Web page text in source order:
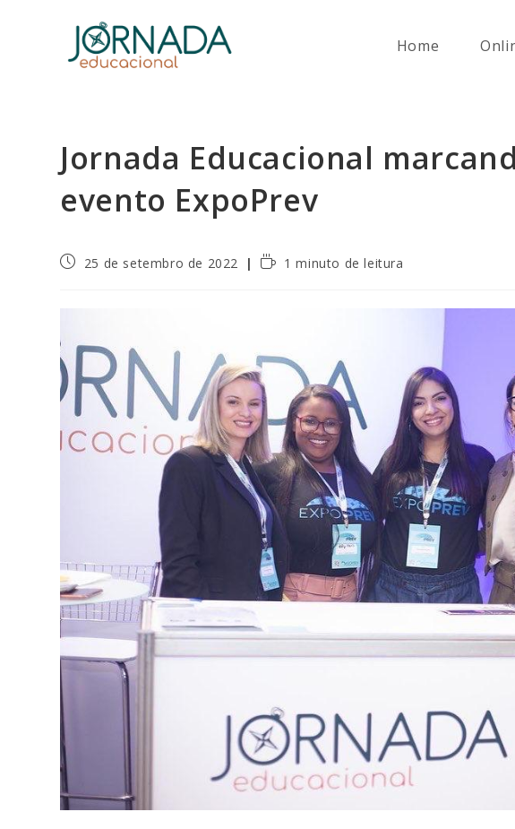
Home
Jornada Educacional
evento ExpoPrev
Post25 de setembro de 2022
Tempo1 minuto de leitura